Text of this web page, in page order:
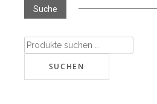
Suche
Suchen
nach:
SUCHEN